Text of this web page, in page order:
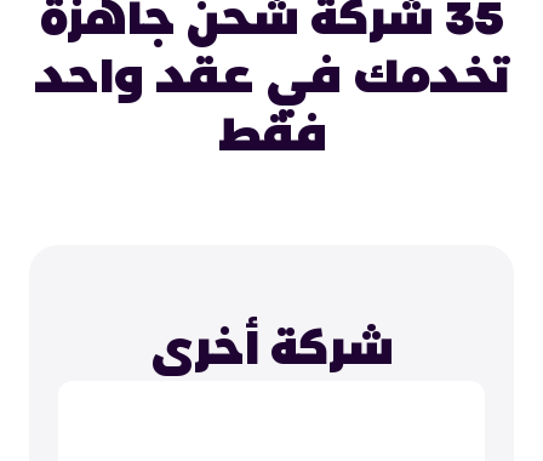
35 شركة شحن جاهزة
تخدمك في عقد واحد
فقط
شركة أخرى